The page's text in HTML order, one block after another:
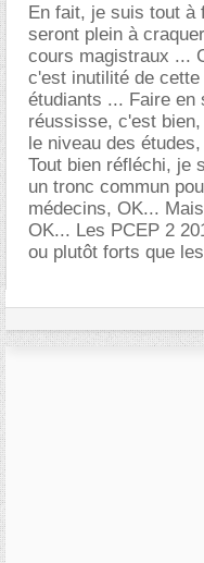
En fait, je suis tout à
seront plein à
cours magistraux ...
c'est inutilité de
étudiants ... Faire en
réussisse, c'est
le niveau des
Tout bien réfléchi, je
un tronc commun
médecins, OK...
OK... Les PCEP 2
ou plutôt forts que